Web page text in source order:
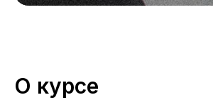
О курсе